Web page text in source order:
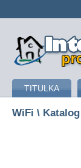
připojení
TITULKA
WiFi \